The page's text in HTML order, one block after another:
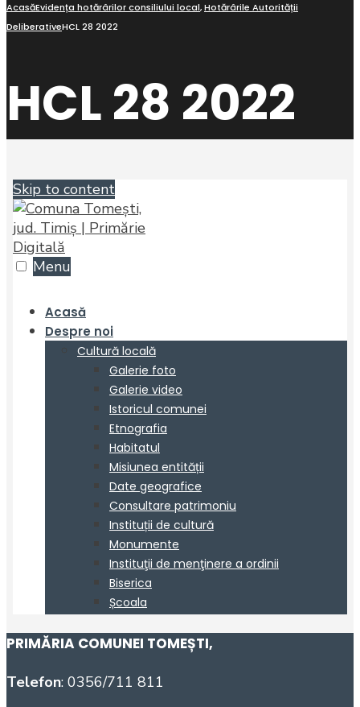
AcasăEvidența hotărârilor consiliului local,Hotărârile Autorității
DeliberativeHCL 28 2022
HCL 28 2022
PRIMĂRIA COMUNEI TOMEȘTI,
Telefon: 0356/711 811